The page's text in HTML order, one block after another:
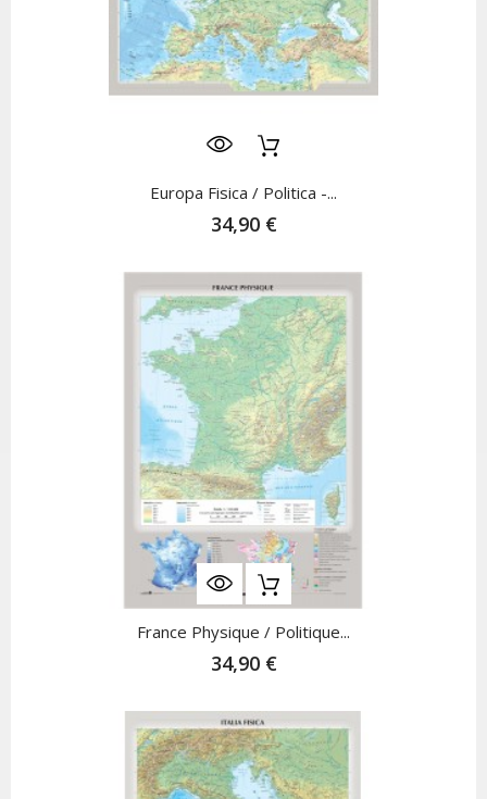
Europa Fisica / Politica -...
34,90 €
France Physique / Politique...
34,90 €